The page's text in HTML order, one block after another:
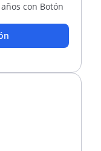
con Botón